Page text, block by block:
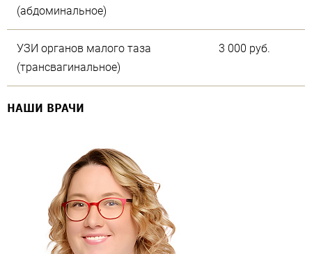
(абдоминальное)
УЗИ органов малого таза
(трансвагинальное)
3 000 руб.
НАШИ ВРАЧИ